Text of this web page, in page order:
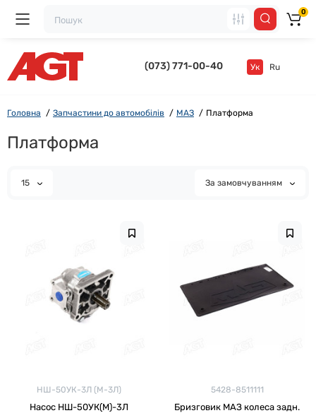
(073) 771-00-40 Ук Ru
0
Головна Запчастини до автомобілів МАЗ Платформа
Платформа
15 За замовчуванням
НШ-50УК-3Л (М-3Л)
Насос НШ-50УК(М)-3Л
5428-8511111
Бризговик МАЗ колеса задн.